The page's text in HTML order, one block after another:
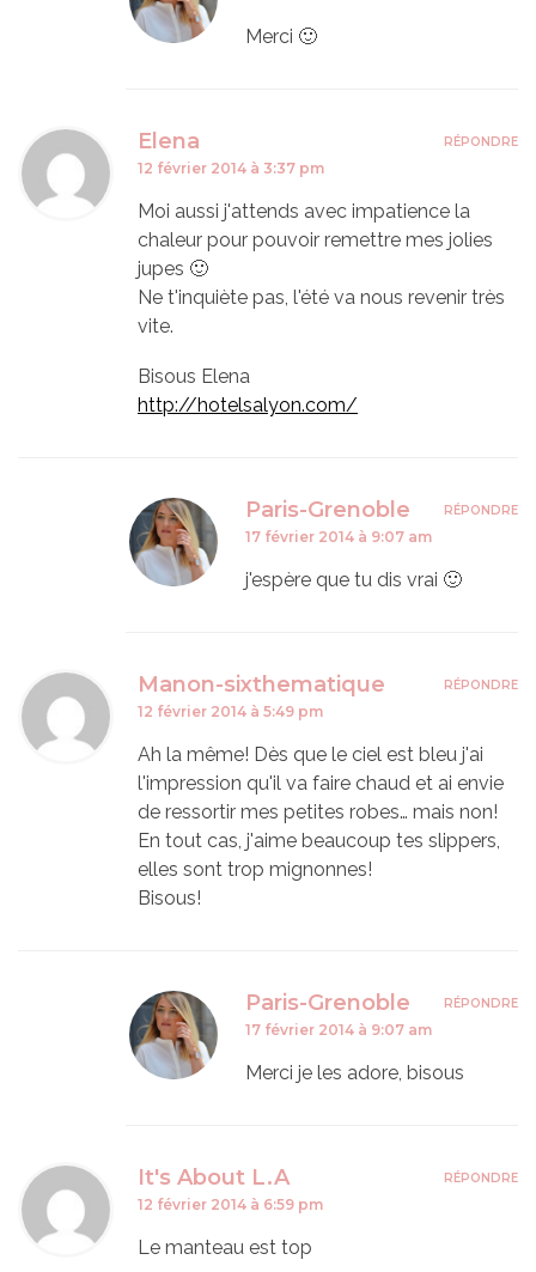
Merci 🙂
Elena
12 février 2014 à 3:37 pm
Moi aussi j'attends avec impatience la
chaleur pour pouvoir remettre mes jolies
jupes 🙂
Ne t'inquiète pas, l'été va nous revenir très
vite.
Bisous Elena
http://hotelsalyon.com/
RÉPONDRE
Paris-Grenoble
17 février 2014 à 9:07 am
j'espère que tu dis vrai 🙂
RÉPONDRE
Manon-sixthematique
12 février 2014 à 5:49 pm
Ah la même! Dès que le ciel est bleu j'ai
l'impression qu'il va faire chaud et ai envie
de ressortir mes petites robes… mais non!
En tout cas, j'aime beaucoup tes slippers,
elles sont trop mignonnes!
Bisous!
RÉPONDRE
Paris-Grenoble
17 février 2014 à 9:07 am
Merci je les adore, bisous
RÉPONDRE
It's About L.A
12 février 2014 à 6:59 pm
Le manteau est top
RÉPONDRE